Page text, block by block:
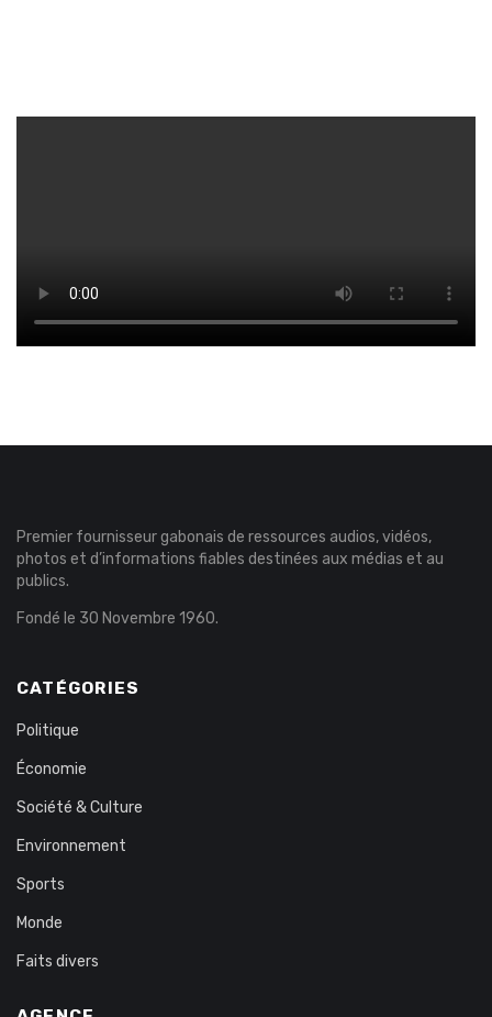
Premier fournisseur gabonais de ressources audios, vidéos,
photos et d’informations fiables destinées aux médias et au
publics.
Fondé le 30 Novembre 1960.
CATÉGORIES
Politique
Économie
Société & Culture
Environnement
Sports
Monde
Faits divers